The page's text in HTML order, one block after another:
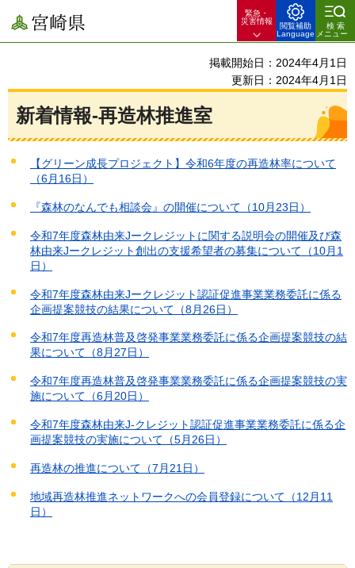
宮崎県
緊急・
災害情報
閲覧補助
Language
検索
メニュー
掲載開始日：2024年4月1日
更新日：2024年4月1日
新着情報-再造林推進室
【グリーン成長プロジェクト】令和6年度の再造林率について
（6月16日）
『森林のなんでも相談会』の開催について（10月23日）
令和7年度森林由来Jークレジットに関する説明会の開催及び森
林由来Jークレジット創出の支援希望者の募集について（10月1
日）
令和7年度森林由来Jークレジット認証促進事業業務委託に係る
企画提案競技の結果について（8月26日）
令和7年度再造林普及啓発事業業務委託に係る企画提案競技の結
果について（8月27日）
令和7年度再造林普及啓発事業業務委託に係る企画提案競技の実
施について（6月20日）
令和7年度森林由来J-クレジット認証促進事業業務委託に係る企
画提案競技の実施について（5月26日）
再造林の推進について（7月21日）
地域再造林推進ネットワークへの会員登録について（12月11
日）